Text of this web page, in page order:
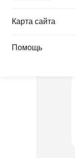
Карта сайта
Помощь